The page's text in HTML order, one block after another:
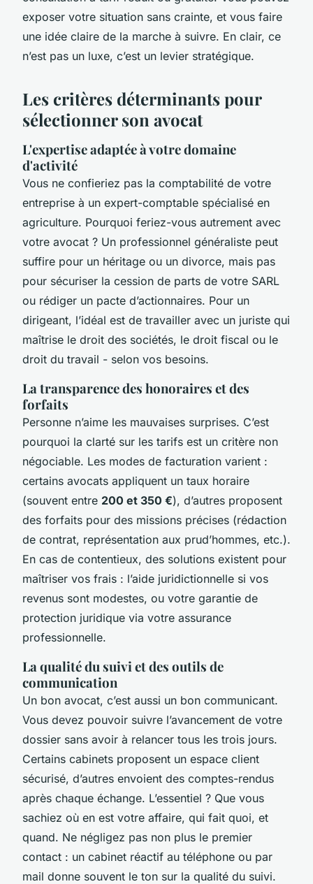
exposer votre situation sans crainte, et vous faire
une idée claire de la marche à suivre. En clair, ce
n’est pas un luxe, c’est un levier stratégique.
Les critères déterminants pour
sélectionner son avocat
L'expertise adaptée à votre domaine
d'activité
Vous ne confieriez pas la comptabilité de votre
entreprise à un expert-comptable spécialisé en
agriculture. Pourquoi feriez-vous autrement avec
votre avocat ? Un professionnel généraliste peut
suffire pour un héritage ou un divorce, mais pas
pour sécuriser la cession de parts de votre SARL
ou rédiger un pacte d’actionnaires. Pour un
dirigeant, l’idéal est de travailler avec un juriste qui
maîtrise le droit des sociétés, le droit fiscal ou le
droit du travail - selon vos besoins.
La transparence des honoraires et des
forfaits
Personne n’aime les mauvaises surprises. C’est
pourquoi la clarté sur les tarifs est un critère non
négociable. Les modes de facturation varient :
certains avocats appliquent un taux horaire
(souvent entre 200 et 350 €), d’autres proposent
des forfaits pour des missions précises (rédaction
de contrat, représentation aux prud’hommes, etc.).
En cas de contentieux, des solutions existent pour
maîtriser vos frais : l’aide juridictionnelle si vos
revenus sont modestes, ou votre garantie de
protection juridique via votre assurance
professionnelle.
La qualité du suivi et des outils de
communication
Un bon avocat, c’est aussi un bon communicant.
Vous devez pouvoir suivre l’avancement de votre
dossier sans avoir à relancer tous les trois jours.
Certains cabinets proposent un espace client
sécurisé, d’autres envoient des comptes-rendus
après chaque échange. L’essentiel ? Que vous
sachiez où en est votre affaire, qui fait quoi, et
quand. Ne négligez pas non plus le premier
contact : un cabinet réactif au téléphone ou par
mail donne souvent le ton sur la qualité du suivi.